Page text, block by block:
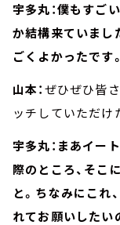
宇多丸：僕もすご
か結構来ていまし
ごくよかったです。
山本：ぜひぜひ皆
ッチしていただけ
宇多丸：まあイー
際のところ、そこ
と。ちなみにこれ
れてお願いしたい